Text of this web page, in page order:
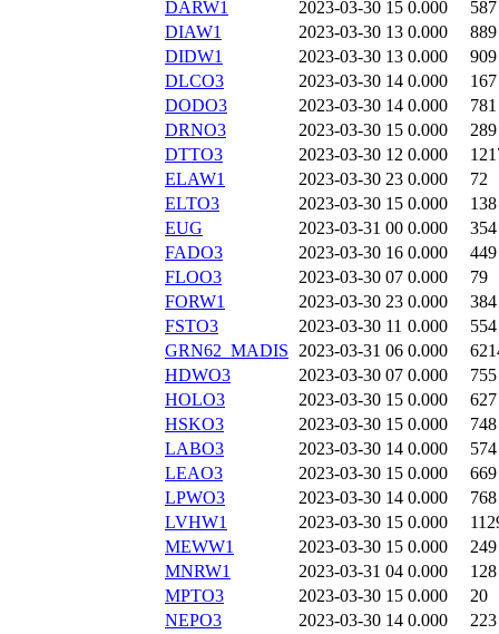
DARW1
2023-03-30 15 0.000
587
DIAW1
2023-03-30 13 0.000
889
DIDW1
2023-03-30 13 0.000
909
DLCO3
2023-03-30 14 0.000
167
DODO3
2023-03-30 14 0.000
781
DRNO3
2023-03-30 15 0.000
289
DTTO3
2023-03-30 12 0.000
ELAW1
2023-03-30 23 0.000
72
ELTO3
2023-03-30 15 0.000
138
EUG
2023-03-31 00 0.000
354
FADO3
2023-03-30 16 0.000
449
FLOO3
2023-03-30 07 0.000
79
FORW1
2023-03-30 23 0.000
384
FSTO3
2023-03-30 11 0.000
554
GRN62_MADIS 2023-03-31 06 0.000
HDWO3
2023-03-30 07 0.000
755
HOLO3
2023-03-30 15 0.000
627
HSKO3
2023-03-30 15 0.000
748
LABO3
2023-03-30 14 0.000
574
LEAO3
2023-03-30 15 0.000
669
LPWO3
2023-03-30 14 0.000
768
LVHW1
2023-03-30 15 0.000
MEWW1
2023-03-30 15 0.000
249
MNRW1
2023-03-31 04 0.000
128
MPTO3
2023-03-30 15 0.000
20
NEPO3
2023-03-30 14 0.000
223